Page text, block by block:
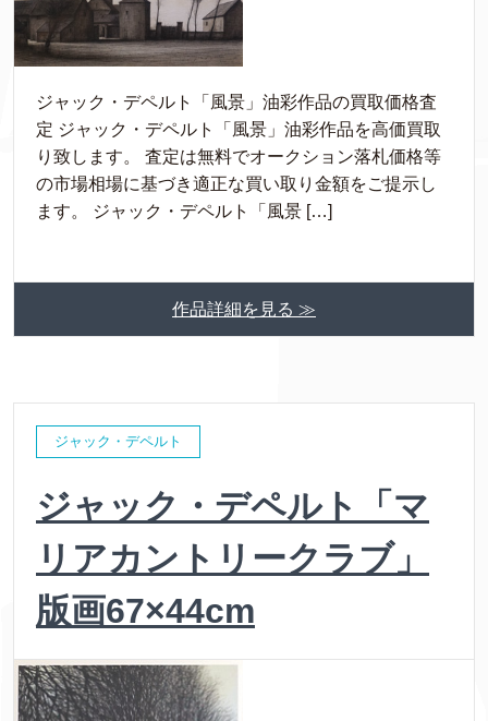
ジャック・デペルト「風景」油彩作品の買取価格査
定 ジャック・デペルト「風景」油彩作品を高価買取
り致します。 査定は無料でオークション落札価格等
の市場相場に基づき適正な買い取り金額をご提示し
ます。 ジャック・デペルト「風景 […]
作品詳細を見る ≫
ジャック・デペルト
ジャック・デペルト「マ
リアカントリークラブ」
版画67×44cm